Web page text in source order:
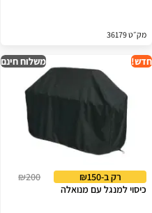
מק״ט 36179
חדש! משלוח חינם
רק ב-₪150
₪200
כיסוי למנגל עם מנואלה